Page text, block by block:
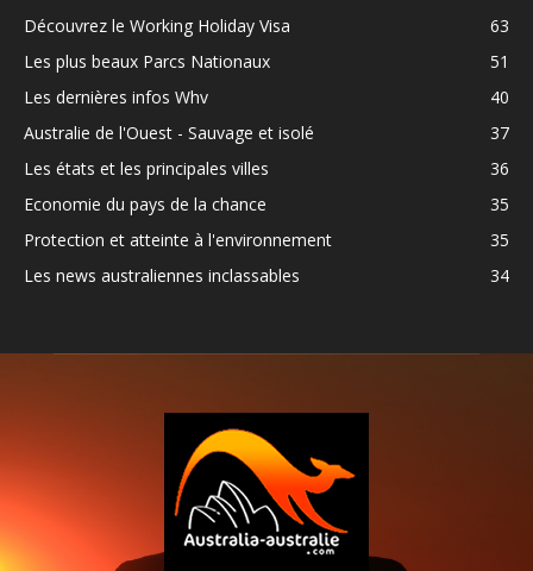
Découvrez le Working Holiday Visa
63
Les plus beaux Parcs Nationaux
51
Les dernières infos Whv
40
Australie de l'Ouest - Sauvage et isolé
37
Les états et les principales villes
36
Economie du pays de la chance
35
Protection et atteinte à l'environnement
35
Les news australiennes inclassables
34